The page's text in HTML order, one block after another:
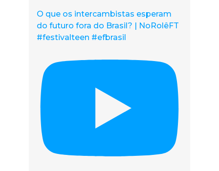
O que os intercambistas esperam
do futuro fora do Brasil? | NoRolêFT
#festivalteen #efbrasil